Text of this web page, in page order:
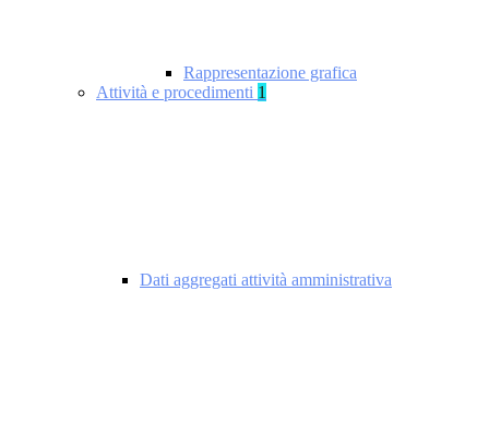
Rappresentazione grafica
Attività e procedimenti 1
Dati aggregati attività amministrativa